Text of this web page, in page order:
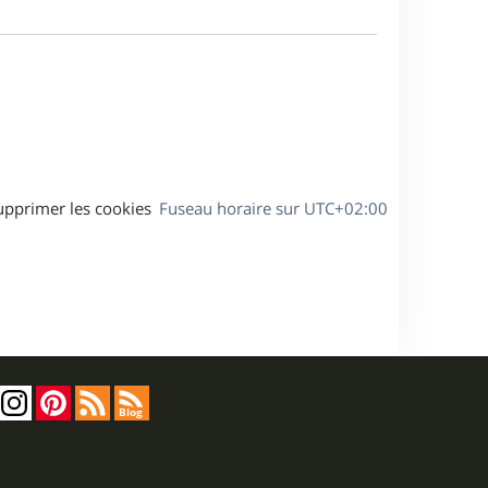
Fuseau horaire sur UTC+02:00
les cookies